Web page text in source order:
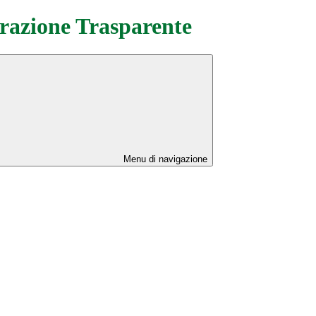
Trasparente
Menu di navigazione